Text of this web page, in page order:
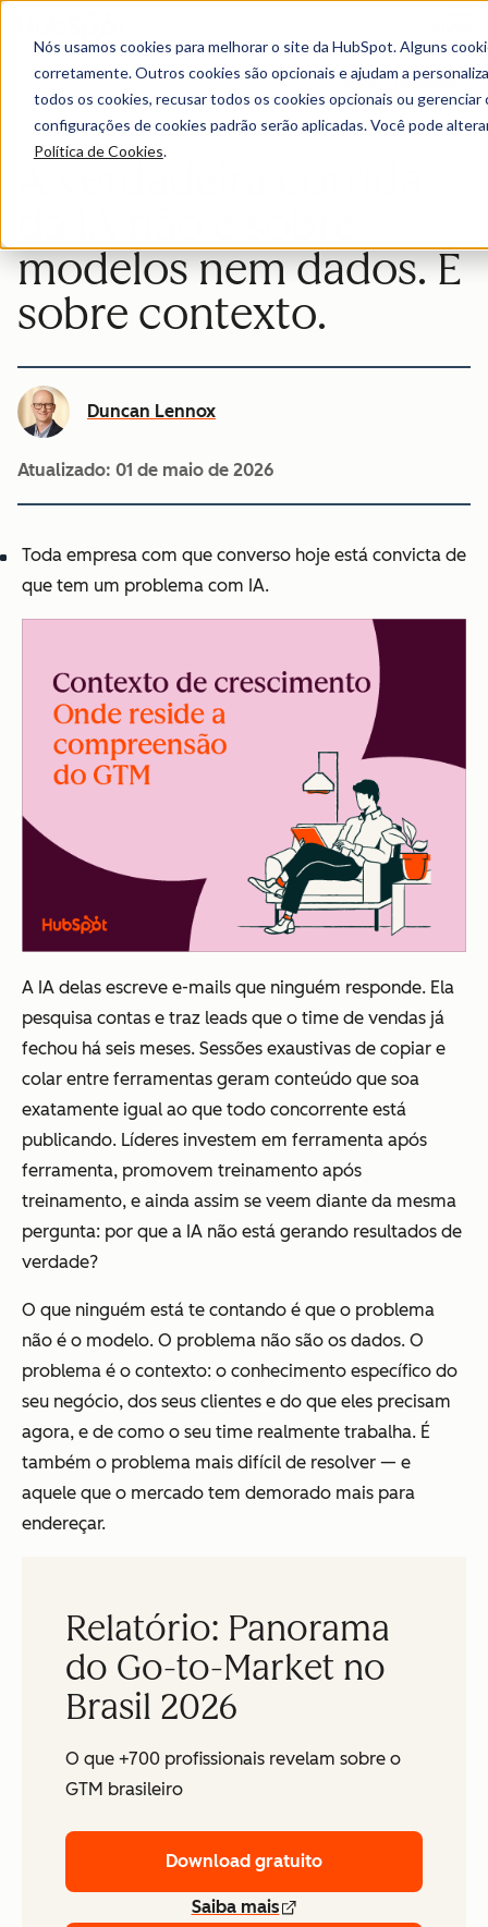
Nós usamos cookies para melhorar o site da HubSpot. Alguns
corretamente. Outros cookies são opcionais e ajudam a
todos os cookies, recusar todos os cookies opcionais ou
configurações de cookies padrão serão aplicadas. Você pode
Política de Cookies.
Blog/marketing
modelos nem dados. É
sobre contexto.
Duncan Lennox
Atualizado: 01 de maio de 2026
Toda empresa com que converso hoje está convicta de
que tem um problema com IA.
A IA delas escreve e-mails que ninguém responde. Ela
pesquisa contas e traz leads que o time de vendas já
fechou há seis meses. Sessões exaustivas de copiar e
colar entre ferramentas geram conteúdo que soa
exatamente igual ao que todo concorrente está
publicando. Líderes investem em ferramenta após
ferramenta, promovem treinamento após
treinamento, e ainda assim se veem diante da mesma
pergunta: por que a IA não está gerando resultados de
verdade?
O que ninguém está te contando é que o problema
não é o modelo. O problema não são os dados. O
problema é o contexto: o conhecimento específico do
seu negócio, dos seus clientes e do que eles precisam
agora, e de como o seu time realmente trabalha. É
também o problema mais difícil de resolver — e
aquele que o mercado tem demorado mais para
endereçar.
Relatório: Panorama
do Go-to-Market no
Brasil 2026
O que +700 profissionais revelam sobre o
GTM brasileiro
Download gratuito
Saiba mais